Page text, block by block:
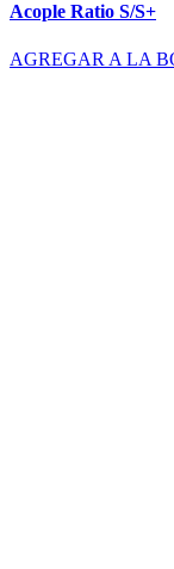
Acople Ratio S/S+
AGREGAR A LA